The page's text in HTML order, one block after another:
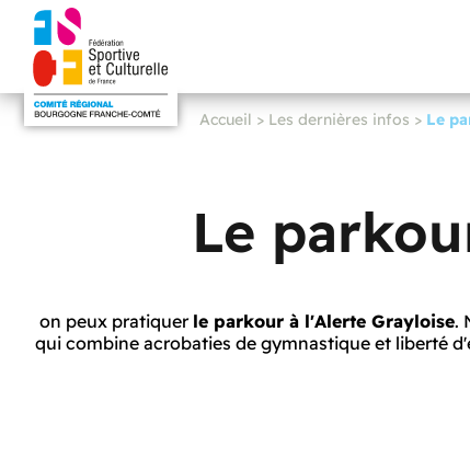
Accueil > Les dernières infos > Le
Le
on peux pratiquer le parkour à l'Alerte Grayloise.
qui combine acrobaties de gymnastique et liberté